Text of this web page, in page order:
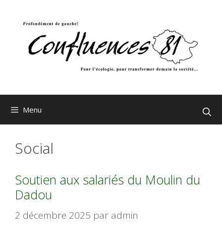
Menu
Social
Soutien aux salariés du Moulin du
Dadou
2 décembre 2025 par admin